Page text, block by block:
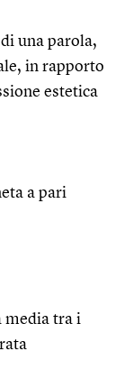
una parola,
in rapporto
estetica
a pari
media tra i